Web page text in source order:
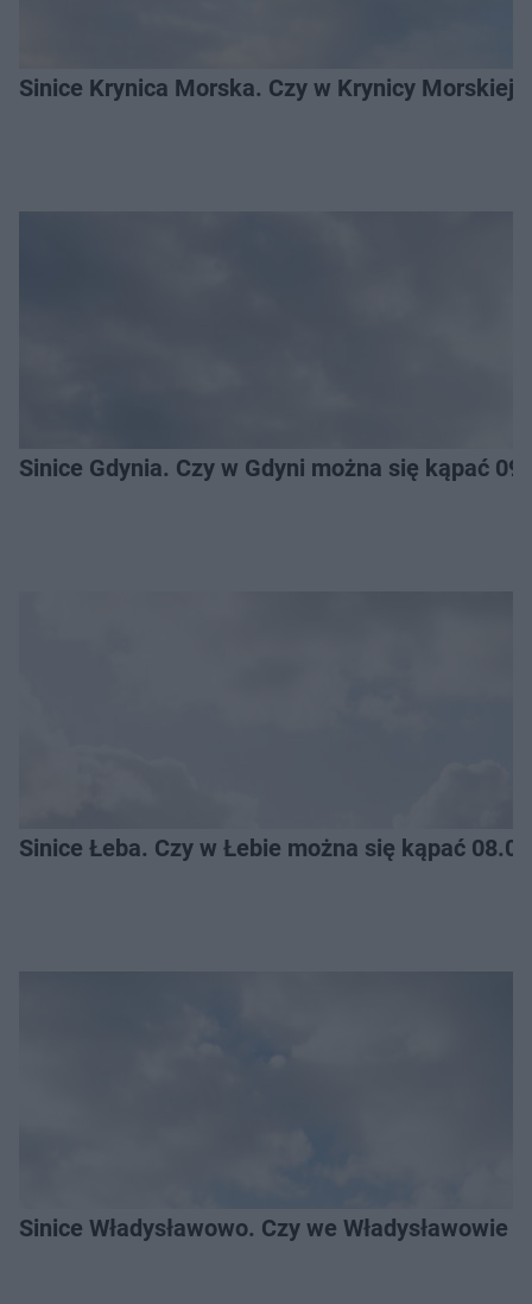
Sinice Krynica Morska. Czy w Krynicy Morskiej
Sinice Gdynia. Czy w Gdyni można się kąpać
Sinice Łeba. Czy w Łebie można się kąpać
Sinice Władysławowo. Czy we